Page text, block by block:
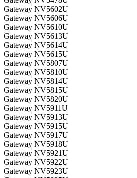
Gateway NV5602U
Gateway NV5606U
Gateway NV5610U
Gateway NV5613U
Gateway NV5614U
Gateway NV5615U
Gateway NV5807U
Gateway NV5810U
Gateway NV5814U
Gateway NV5815U
Gateway NV5820U
Gateway NV5911U
Gateway NV5913U
Gateway NV5915U
Gateway NV5917U
Gateway NV5918U
Gateway NV5921U
Gateway NV5922U
Gateway NV5923U